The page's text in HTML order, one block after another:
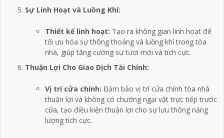
Sự Linh Hoạt và Luồng Khí:
Thiết kế linh hoạt: Tạo ra không gian linh hoạt để
tối ưu hóa sự thông thoáng và luồng khí trong tòa
nhà, giúp tăng cường sự tươi mới và tích cực.
Thuận Lợi Cho Giao Dịch Tài Chính:
Vị trí cửa chính: Đảm bảo vị trí cửa chính tòa nhà
thuận lợi và không có chướng ngại vật trực tiếp trước
cửa, tạo điều kiện thuận lợi cho sự lưu thông năng
lượng tích cực.